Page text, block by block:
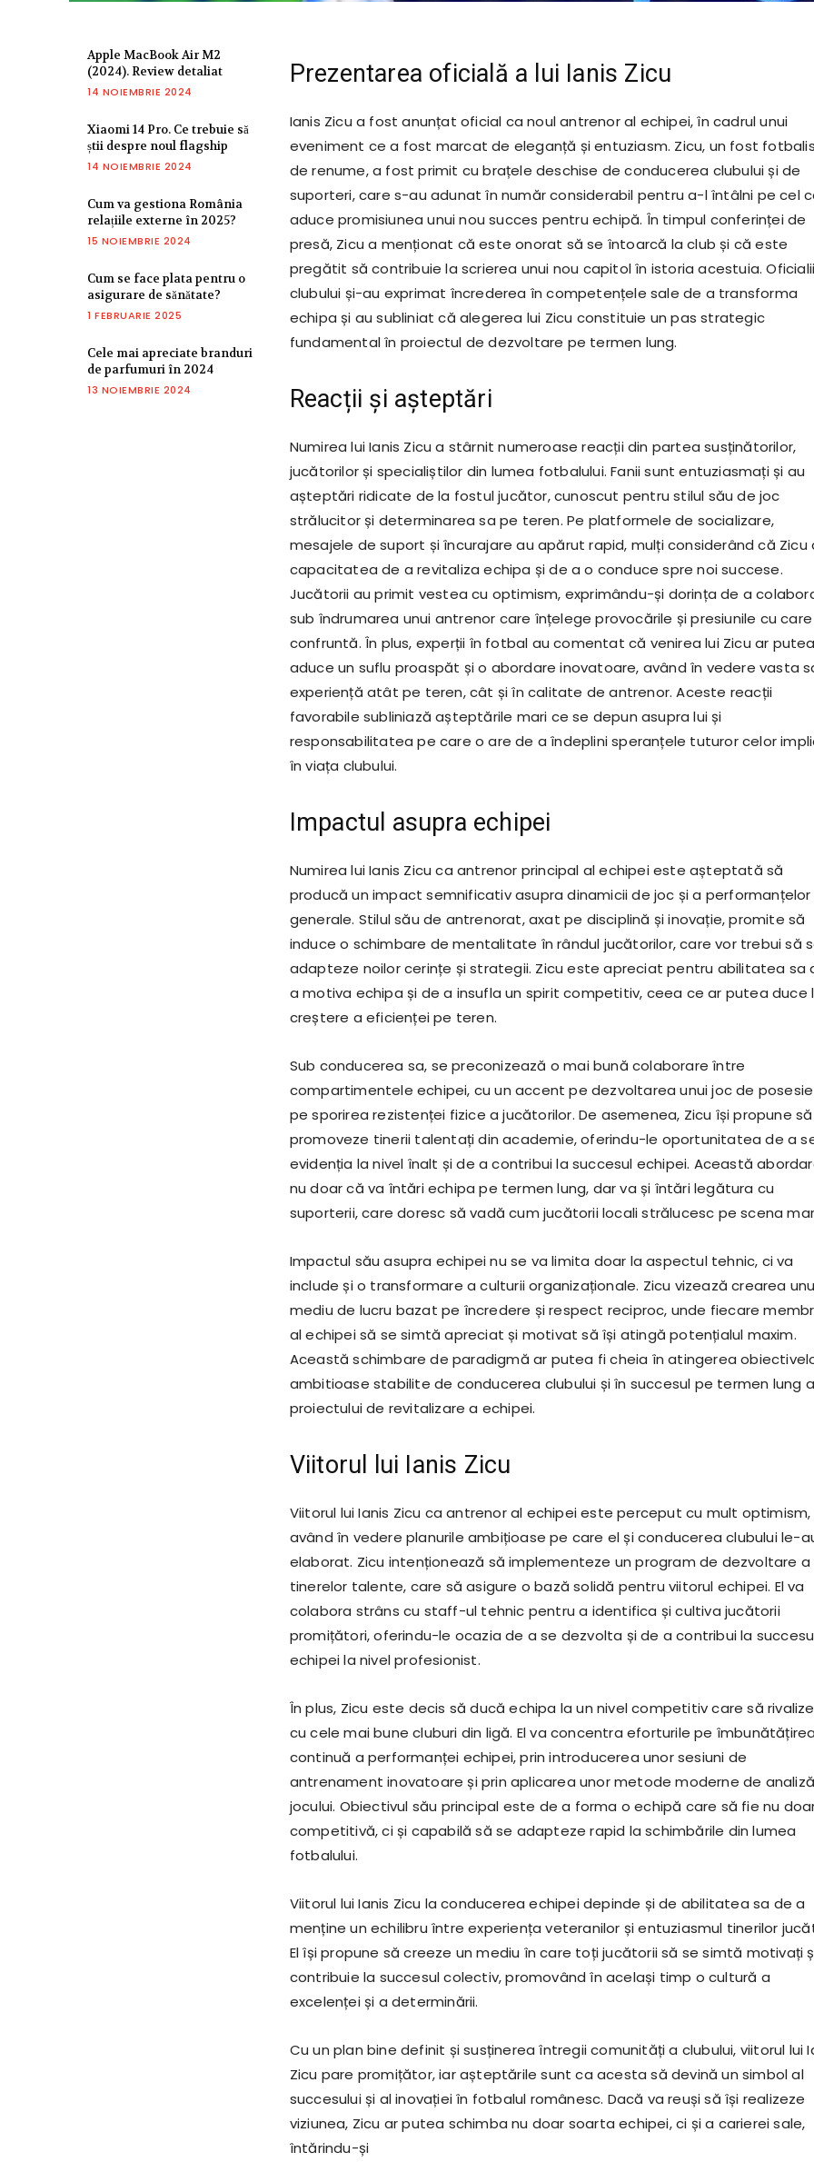
Apple MacBook Air M2
(2024). Review detaliat
14 NOIEMBRIE 2024
Xiaomi 14 Pro. Ce trebuie să
știi despre noul flagship
14 NOIEMBRIE 2024
Cum va gestiona România
relațiile externe în 2025?
15 NOIEMBRIE 2024
Cum se face plata pentru o
asigurare de sănătate?
1 FEBRUARIE 2025
Cele mai apreciate branduri
de parfumuri în 2024
13 NOIEMBRIE 2024
Prezentarea oficială a lui Ianis Zicu
Ianis Zicu a fost anunțat oficial ca noul antrenor al echipei, în cadrul unui
eveniment ce a fost marcat de eleganță și entuziasm. Zicu, un fost
de renume, a fost primit cu brațele deschise de conducerea clubului și de
suporteri, care s-au adunat în număr considerabil pentru a-l întâlni pe cel
aduce promisiunea unui nou succes pentru echipă. În timpul conferinței de
presă, Zicu a menționat că este onorat să se întoarcă la club și că este
pregătit să contribuie la scrierea unui nou capitol în istoria acestuia. Oficialii
clubului și-au exprimat încrederea în competențele sale de a transforma
echipa și au subliniat că alegerea lui Zicu constituie un pas strategic
fundamental în proiectul de dezvoltare pe termen lung.
Reacții și așteptări
Numirea lui Ianis Zicu a stârnit numeroase reacții din partea susținătorilor,
jucătorilor și specialiștilor din lumea fotbalului. Fanii sunt entuziasmați și au
așteptări ridicate de la fostul jucător, cunoscut pentru stilul său de joc
strălucitor și determinarea sa pe teren. Pe platformele de socializare,
mesajele de suport și încurajare au apărut rapid, mulți considerând că Zicu
capacitatea de a revitaliza echipa și de a o conduce spre noi succese.
Jucătorii au primit vestea cu optimism, exprimându-și dorința de a
sub îndrumarea unui antrenor care înțelege provocările și presiunile cu care
confruntă. În plus, experții în fotbal au comentat că venirea lui Zicu ar putea
aduce un suflu proaspăt și o abordare inovatoare, având în vedere vasta
experiență atât pe teren, cât și în calitate de antrenor. Aceste reacții
favorabile subliniază așteptările mari ce se depun asupra lui și
responsabilitatea pe care o are de a îndeplini speranțele tuturor celor
în viața clubului.
Impactul asupra echipei
Numirea lui Ianis Zicu ca antrenor principal al echipei este așteptată să
producă un impact semnificativ asupra dinamicii de joc și a performanțelor
generale. Stilul său de antrenorat, axat pe disciplină și inovație, promite să
induce o schimbare de mentalitate în rândul jucătorilor, care vor trebui să
adapteze noilor cerințe și strategii. Zicu este apreciat pentru abilitatea sa
a motiva echipa și de a insufla un spirit competitiv, ceea ce ar putea duce
creștere a eficienței pe teren.
Sub conducerea sa, se preconizează o mai bună colaborare între
compartimentele echipei, cu un accent pe dezvoltarea unui joc de
pe sporirea rezistenței fizice a jucătorilor. De asemenea, Zicu își propune să
promoveze tinerii talentați din academie, oferindu-le oportunitatea de a
evidenția la nivel înalt și de a contribui la succesul echipei. Această
nu doar că va întări echipa pe termen lung, dar va și întări legătura cu
suporterii, care doresc să vadă cum jucătorii locali strălucesc pe scena
Impactul său asupra echipei nu se va limita doar la aspectul tehnic, ci va
include și o transformare a culturii organizaționale. Zicu vizează crearea
mediu de lucru bazat pe încredere și respect reciproc, unde fiecare
al echipei să se simtă apreciat și motivat să își atingă potențialul maxim.
Această schimbare de paradigmă ar putea fi cheia în atingerea
ambitioase stabilite de conducerea clubului și în succesul pe termen lung
proiectului de revitalizare a echipei.
Viitorul lui Ianis Zicu
Viitorul lui Ianis Zicu ca antrenor al echipei este perceput cu mult optimism,
având în vedere planurile ambițioase pe care el și conducerea clubului le-
elaborat. Zicu intenționează să implementeze un program de dezvoltare a
tinerelor talente, care să asigure o bază solidă pentru viitorul echipei. El va
colabora strâns cu staff-ul tehnic pentru a identifica și cultiva jucătorii
promițători, oferindu-le ocazia de a se dezvolta și de a contribui la
echipei la nivel profesionist.
În plus, Zicu este decis să ducă echipa la un nivel competitiv care să
cu cele mai bune cluburi din ligă. El va concentra eforturile pe îmbunătățirea
continuă a performanței echipei, prin introducerea unor sesiuni de
antrenament inovatoare și prin aplicarea unor metode moderne de
jocului. Obiectivul său principal este de a forma o echipă care să fie nu
competitivă, ci și capabilă să se adapteze rapid la schimbările din lumea
fotbalului.
Viitorul lui Ianis Zicu la conducerea echipei depinde și de abilitatea sa de a
menține un echilibru între experiența veteranilor și entuziasmul tinerilor
El își propune să creeze un mediu în care toți jucătorii să se simtă motivați
contribuie la succesul colectiv, promovând în același timp o cultură a
excelenței și a determinării.
Cu un plan bine definit și susținerea întregii comunități a clubului, viitorul lui
Zicu pare promițător, iar așteptările sunt ca acesta să devină un simbol al
succesului și al inovației în fotbalul românesc. Dacă va reuși să își realizeze
viziunea, Zicu ar putea schimba nu doar soarta echipei, ci și a carierei sale,
întărindu-și